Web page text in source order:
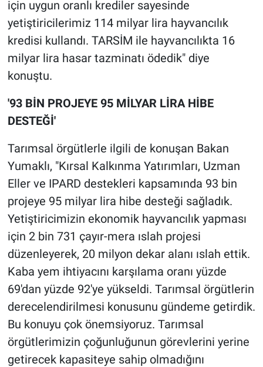
için uygun oranlı krediler sayesinde
yetiştiricilerimiz 114 milyar lira hayvancılık
kredisi kullandı. TARSİM ile hayvancılıkta 16
milyar lira hasar tazminatı ödedik" diye
konuştu.
'93 BİN PROJEYE 95 MİLYAR LİRA HİBE
DESTEĞİ'
Tarımsal örgütlerle ilgili de konuşan Bakan
Yumaklı, "Kırsal Kalkınma Yatırımları, Uzman
Eller ve IPARD destekleri kapsamında 93 bin
projeye 95 milyar lira hibe desteği sağladık.
Yetiştiricimizin ekonomik hayvancılık yapması
için 2 bin 731 çayır-mera ıslah projesi
düzenleyerek, 20 milyon dekar alanı ıslah ettik.
Kaba yem ihtiyacını karşılama oranı yüzde
69'dan yüzde 92'ye yükseldi. Tarımsal örgütlerin
derecelendirilmesi konusunu gündeme getirdik.
Bu konuyu çok önemsiyoruz. Tarımsal
örgütlerimizin çoğunluğunun görevlerini yerine
getirecek kapasiteye sahip olmadığını